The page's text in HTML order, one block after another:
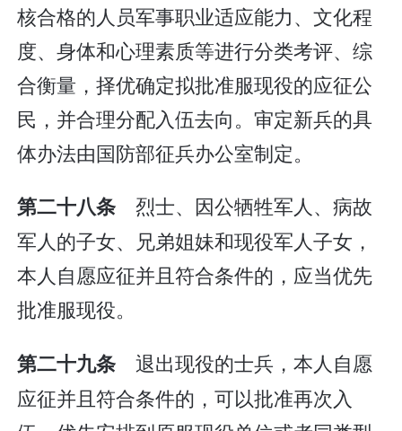
核合格的人员军事职业适应能力、文化程
度、身体和心理素质等进行分类考评、综
合衡量，择优确定拟批准服现役的应征公
民，并合理分配入伍去向。审定新兵的具
体办法由国防部征兵办公室制定。
第二十八条 烈士、因公牺牲军人、病故
军人的子女、兄弟姐妹和现役军人子女，
本人自愿应征并且符合条件的，应当优先
批准服现役。
第二十九条 退出现役的士兵，本人自愿
应征并且符合条件的，可以批准再次入